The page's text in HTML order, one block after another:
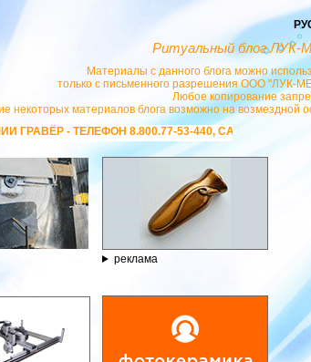
Ритуальный блог ЛУК-
Материалы с данного блога можно
только с письменного разрешения ООО "ЛУК-
Любое копирование
некоторых материалов блога возможно на возмездной
53-440, САЙТhttps://stanok-graver.ru -
реклама